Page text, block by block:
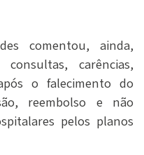
comentou, ainda,
carências,
o falecimento do
reembolso e não
pelos planos